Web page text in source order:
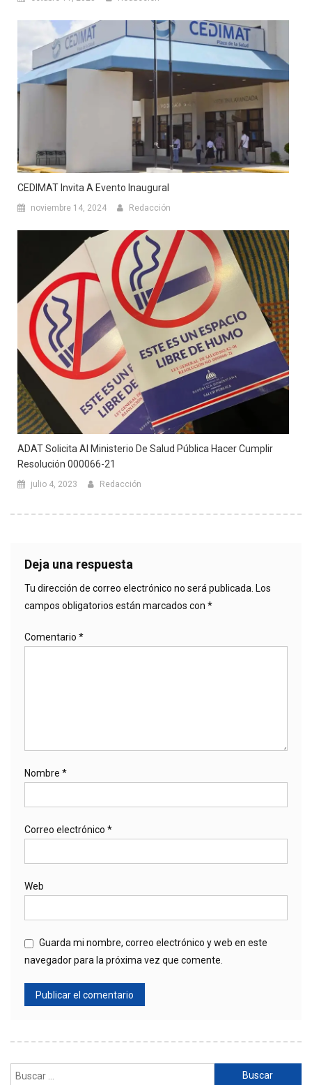
CEDIMAT Invita A Evento Inaugural
noviembre 14, 2024 Redacción
ADAT Solicita Al Ministerio De Salud Pública Hacer Cumplir
Resolución 000066-21
julio 4, 2023 Redacción
Deja una respuesta
Tu dirección de correo electrónico no será publicada. Los
campos obligatorios están marcados con *
Comentario *
Nombre *
Correo electrónico *
Web
Guarda mi nombre, correo electrónico y web en este
navegador para la próxima vez que comente.
Buscar: